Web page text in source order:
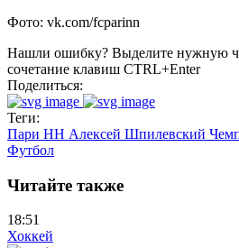
Фото: vk.com/fcparinn
Нашли ошибку? Выделите нужную
сочетание клавиш CTRL+Enter
Поделиться:
Теги:
Пари НН Алексей Шпилевский
Футбол
Читайте также
18:51
Хоккей